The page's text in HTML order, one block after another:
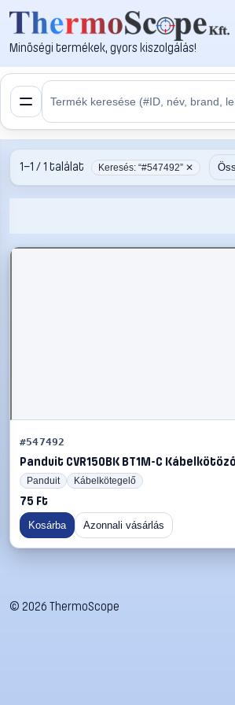
Minőségi termékek, gyors kiszolgálás!
1–1 / 1 találat Keresés: “#547492” ✕
#547492
Panduit CVR150BK BT1M-C
Panduit Kábelkötegelő
75 Ft
Kosárba Azonnali vásárlás
© 2026 ThermoScope